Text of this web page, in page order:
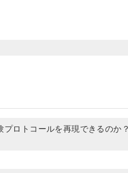
ロトコールを再現できるのか